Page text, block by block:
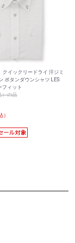
クイックリードライ 汗ジミ
ボタンダウンシャツ LES
フィット
）の品
）